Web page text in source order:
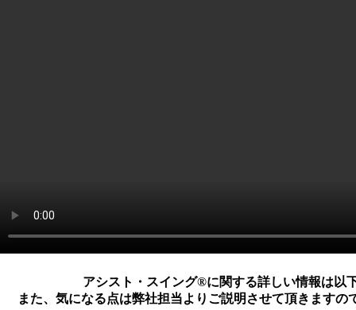
アシスト・スイング®に関する詳しい情報は以
また、気になる点は弊社担当よりご説明させて頂きますの